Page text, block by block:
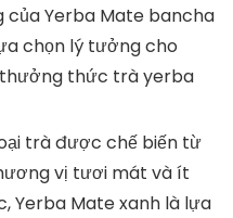
của Yerba Mate bancha
chọn lý tưởng cho
thức trà yerba
trà được chế biến từ
vị tươi mát và ít
Yerba Mate xanh là lựa